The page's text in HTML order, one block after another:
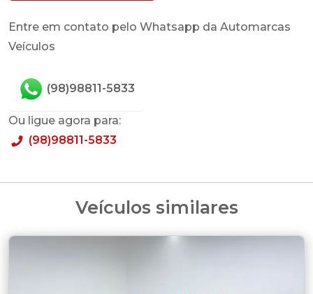
Entre em contato pelo Whatsapp da Automarcas
Veículos
(98)98811-5833
Ou ligue agora para:
(98)98811-5833
Veículos similares